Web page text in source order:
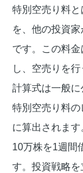
特別空売り料
を、他の投資
です。この料
し、空売りを
計算式は一般に
特別空売り料
に算出されます
10万株を1週間
す。投資戦略